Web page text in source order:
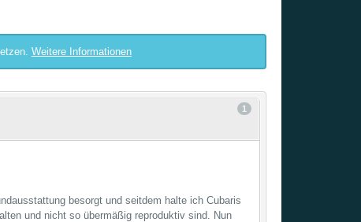
Weitere Informationen
1
besorgt und seitdem halte ich Cubaris
und nicht so übermäßig reproduktiv sind. Nun